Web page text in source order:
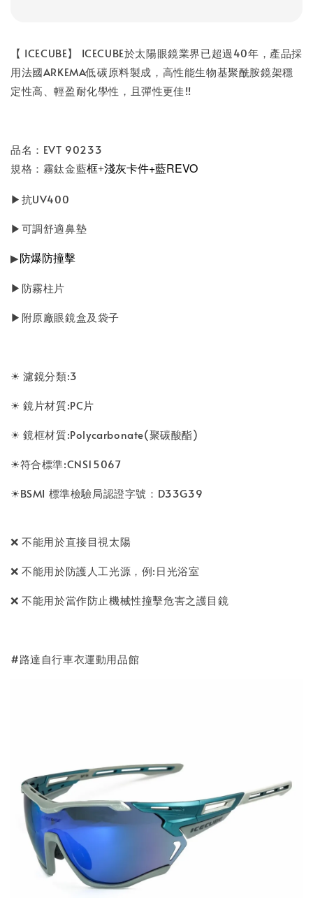
【 ICECUBE】 ICECUBE於太陽眼鏡業界已超過40年，產品採
用法國ARKEMA低碳原料製成，高性能生物基聚酰胺鏡架穩
定性高、輕盈耐化學性，且彈性更佳!!
品名：EVT 90233
規格：霧鈦金藍框+淺灰卡件+藍REVO
▶抗UV400
▶可調舒適鼻墊
▶防爆防撞擊
▶防霧柱片
▶附原廠眼鏡盒及袋子
☀ 濾鏡分類:3
☀ 鏡片材質:PC片
☀ 鏡框材質:Polycarbonate(聚碳酸酯)
☀符合標準:CNS15067
☀BSMI 標準檢驗局認證字號：D33G39
❌ 不能用於直接目視太陽
❌ 不能用於防護人工光源，例:日光浴室
❌ 不能用於當作防止機械性撞擊危害之護目鏡
#路達自行車衣運動用品館